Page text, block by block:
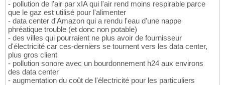
- pollution de l'air par xIA qui l'air rend moins respirable parce
que le gaz est utilisé pour l'alimenter
- data center d'Amazon qui a rendu l'eau d'une nappe
phréatique trouble (et donc non potable)
- des villes qui pourraient ne plus avoir de fournisseur
d'électricité car ces-derniers se tournent vers les data center,
plus gros client
- pollution sonore avec un bourdonnement h24 aux environs
des data center
- augmentation du coût de l'électricité pour les particuliers